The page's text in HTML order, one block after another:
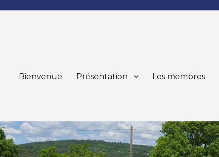
Bienvenue Présentation Les membres